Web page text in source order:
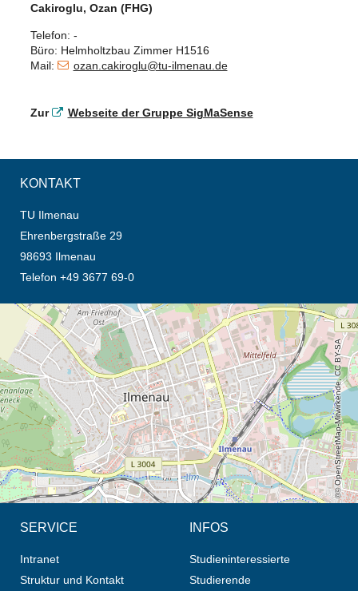
Cakiroglu, Ozan (FHG)
Telefon: -
Büro: Helmholtzbau Zimmer H1516
Mail:
ozan.cakiroglu@tu-ilmenau.de
Zur Webseite der Gruppe SigMaSense
KONTAKT
TU Ilmenau
Ehrenbergstraße 29
98693 Ilmenau
Telefon +49 3677 69-0
Öffnet die Anfahrtsbeschreibung in neuem Tab (Karte)
© OpenStreetMap-Mitwirkende, CC BY-SA
SERVICE
Intranet
Struktur und Kontakt
INFOS
Studieninteressierte
Studierende